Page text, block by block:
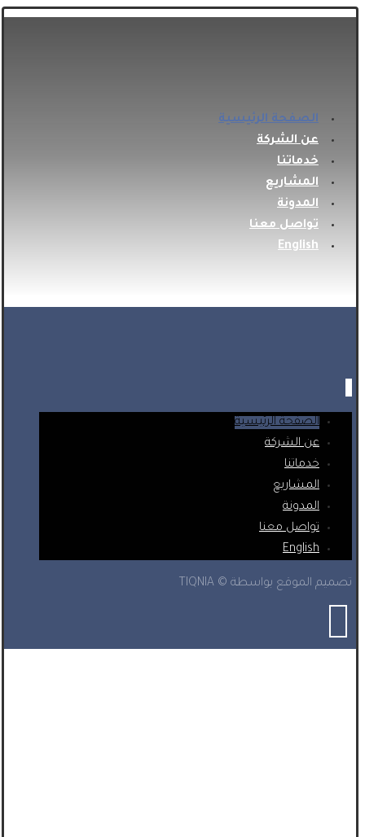
الصفحة الرئيسية
عن الشركة
خدماتنا
المشاريع
المدونة
تواصل معنا
English
الصفحة الرئيسية
عن الشركة
خدماتنا
المشاريع
المدونة
تواصل معنا
English
تصميم الموقع بواسطة © TIQNIA